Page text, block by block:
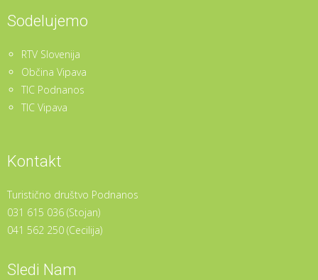
Sodelujemo
RTV Slovenija
Občina Vipava
TIC Podnanos
TIC Vipava
Kontakt
Turistično društvo Podnanos
031 615 036 (Stojan)
041 562 250 (Cecilija)
Sledi Nam